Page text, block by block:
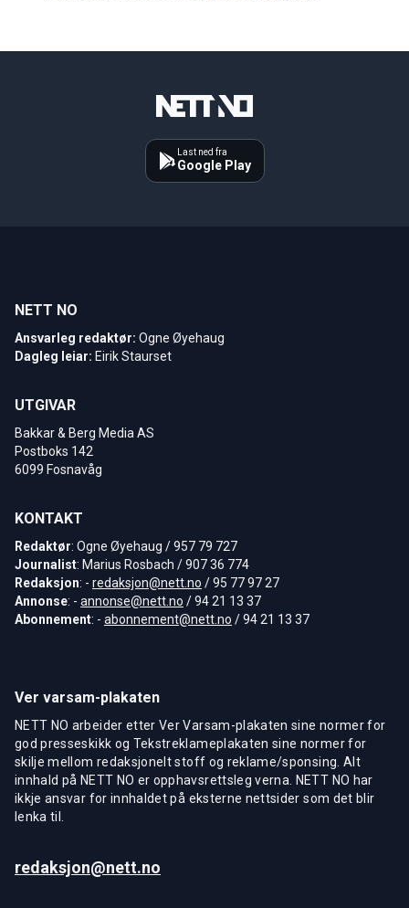
Last ned fra
Google Play
NETT NO
Ansvarleg redaktør: Ogne Øyehaug
Dagleg leiar: Eirik Staurset
UTGIVAR
Bakkar & Berg Media AS
Postboks 142
6099 Fosnavåg
KONTAKT
Redaktør: Ogne Øyehaug / 957 79 727
Journalist: Marius Rosbach / 907 36 774
Redaksjon: - redaksjon@nett.no / 95 77 97 27
Annonse: - annonse@nett.no / 94 21 13 37
Abonnement: - abonnement@nett.no / 94 21 13 37
Ver varsam-plakaten
NETT NO arbeider etter Ver Varsam-plakaten sine normer for
god presseskikk og Tekstreklameplakaten sine normer for
skilje mellom redaksjonelt stoff og reklame/sponsing. Alt
innhald på NETT NO er opphavsrettsleg verna. NETT NO har
ikkje ansvar for innhaldet på eksterne nettsider som det blir
lenka til.
redaksjon@nett.no